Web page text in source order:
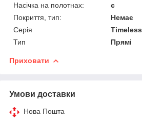
Насічка на полотнах:
є
Покриття, тип:
Немає
Серія
Timeless
Тип
Прямі
Приховати
Умови доставки
Нова Пошта